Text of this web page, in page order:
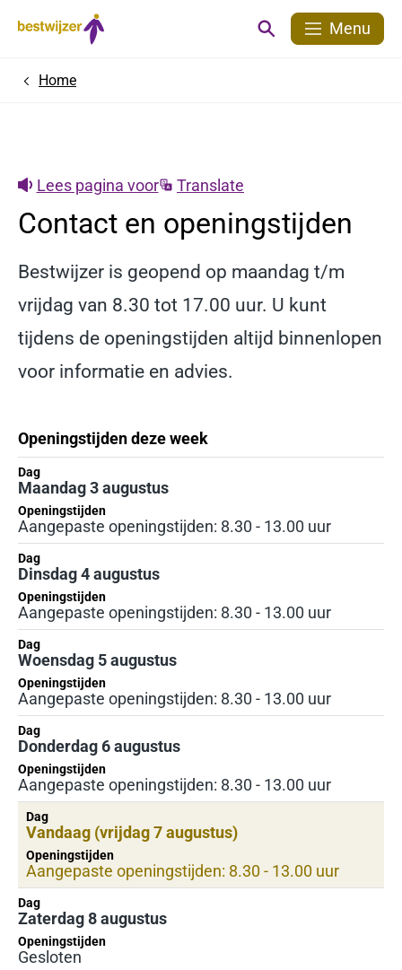
Menu
Home
Lees pagina voor Translate
Contact en openingstijden
Bestwijzer is geopend op maandag t/m
vrijdag van 8.30 tot 17.00 uur. U kunt
tijdens de openingstijden altijd binnenlopen
voor informatie en advies.
Openingstijden deze week
Dag Openingstijden
Dag
Maandag 3 augustus
Openingstijden
Aangepaste openingstijden: 8.30 - 13.00 uur
Dag
Dinsdag 4 augustus
Openingstijden
Aangepaste openingstijden: 8.30 - 13.00 uur
Dag
Woensdag 5 augustus
Openingstijden
Aangepaste openingstijden: 8.30 - 13.00 uur
Dag
Donderdag 6 augustus
Openingstijden
Aangepaste openingstijden: 8.30 - 13.00 uur
Dag
Vandaag (vrijdag 7 augustus)
Openingstijden
Aangepaste openingstijden: 8.30 - 13.00 uur
Dag
Zaterdag 8 augustus
Openingstijden
Gesloten